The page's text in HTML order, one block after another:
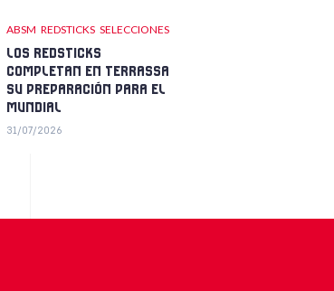
ABSM REDSTICKS SELECCIONES
LOS REDSTICKS
COMPLETAN EN TERRASSA
SU PREPARACIÓN PARA EL
MUNDIAL
31/07/2026